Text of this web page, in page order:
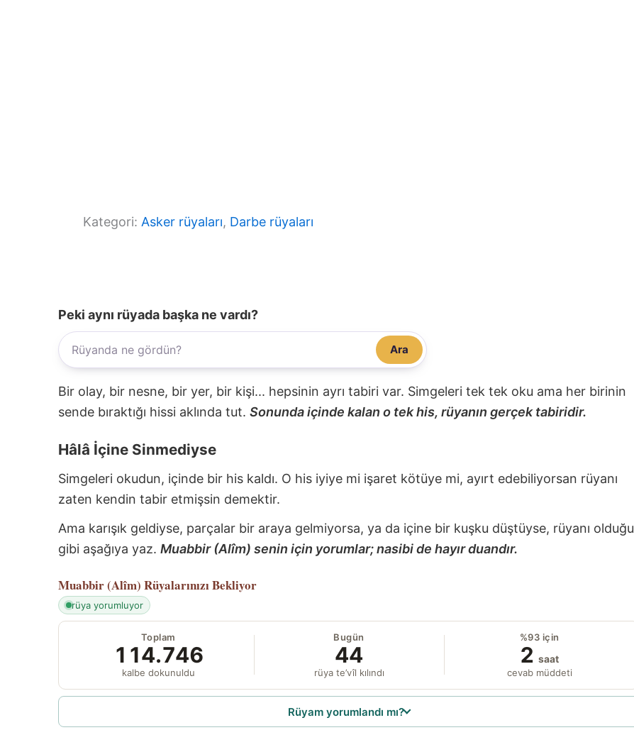
Kategori: Asker rüyaları, Darbe rüyaları
Peki aynı rüyada başka ne vardı?
Ara
Bir olay, bir nesne, bir yer, bir kişi... hepsinin ayrı tabiri var. Simgeleri tek tek oku ama her birinin
sende bıraktığı hissi aklında tut. Sonunda içinde kalan o tek his, rüyanın gerçek tabiridir.
Hâlâ İçine Sinmediyse
Simgeleri okudun, içinde bir his kaldı. O his iyiye mi işaret kötüye mi, ayırt edebiliyorsan rüyanı
zaten kendin tabir etmişsin demektir.
Ama karışık geldiyse, parçalar bir araya gelmiyorsa, ya da içine bir kuşku düştüyse, rüyanı olduğu
gibi aşağıya yaz. Muabbir (Alîm) senin için yorumlar; nasibi de hayır duandır.
Muabbir (Alîm) Rüyalarınızı Bekliyor
rüya yorumluyor
Toplam
114.746
kalbe dokunuldu
Bugün
44
rüya te’vîl kılındı
%93 için
2 saat
cevab müddeti
Rüyam yorumlandı mı?